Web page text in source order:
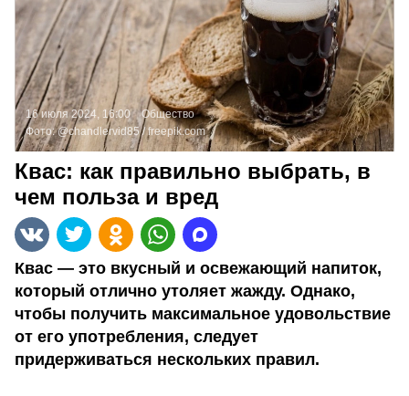
16 июля 2024, 16:00
Общество
Фото:@chandlervid85 /freepik.com
Квас: как правильно выбрать, в
чем польза и вред
Квас — это вкусный и освежающий напиток,
который отлично утоляет жажду. Однако,
чтобы получить максимальное удовольствие
от его употребления, следует
придерживаться нескольких правил.